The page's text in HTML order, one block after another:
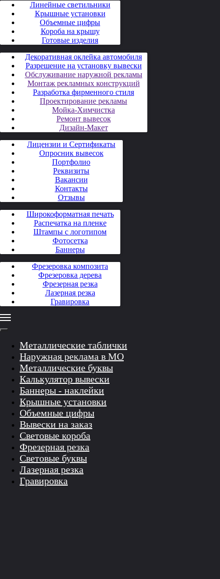
Линейные светильники
Крышные установки
Объемные цифры
Короба на крышу
Готовые изделия
Декоративная оклейка автомобиля
Разрешение на установку вывески
Обслуживание наружной рекламы
Монтаж рекламных конструкций
Разработка фирменного стиля
Проектирование рекламы
Мойка-Химчистка
Ремонт вывесок
Дизайн-Макет
Лицензии и Сертификаты
Опросник вывесок
Портфолио
Реквизиты
Вакансии
Контакты
Отзывы
Широкоформатная печать
Распечатка на пленке
Штампы с логотипом
Фотосетка
Баннеры
Фрезеровка композита
Фрезеровка дерева
Фрезерная резка
Лазерная резка
Гравировка
Металлические таблички
Наружная реклама в МО
Металлические буквы
Калькулятор вывески
Баннеры - наклейки
Крышные установки
Объемные цифры
Вывески на заказ
Световые короба
Фрезерная резка
Световые буквы
Лазерная резка
Гравировка